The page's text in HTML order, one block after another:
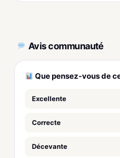
Avis communauté
Que pensez-vous de
Excellente
Correcte
Décevante